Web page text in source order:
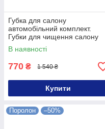
Губка для салону
автомобільний комплект.
Губки для чищення салону
авто 3 штуки
В наявності
770 ₴ 1 540 ₴
Купити
Поролон –50%